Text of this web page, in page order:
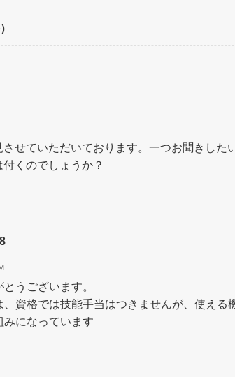
せていただいております。一つお聞きした
くのでしょうか？
うございます。
、資格では技能手当はつきませんが、使え
みになっています